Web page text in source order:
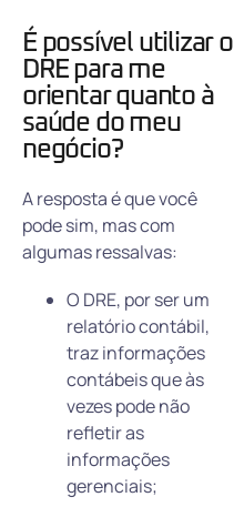
É possível utilizar o
DRE para me
orientar quanto à
saúde do meu
negócio?
A resposta é que você
pode sim, mas com
algumas ressalvas:
O DRE, por ser um
relatório contábil,
traz informações
contábeis que às
vezes pode não
refletir as
informações
gerenciais;